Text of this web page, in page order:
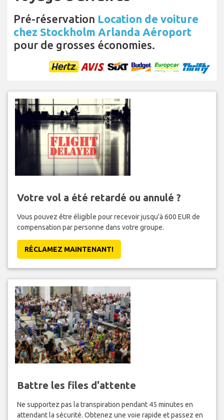
Pré-réservation Location de voiture
chez Stockholm Arlanda Aéroport
pour de grosses économies.
Votre vol a été retardé ou annulé ?
Vous pouvez être éligible pour recevoir jusqu'à 600 EUR de
compensation par personne dans votre groupe.
RÉCLAMEZ MAINTENANT!
Battre les files d'attente
Ne supportez pas la transpiration pendant 45 minutes en
attendant la sécurité. Obtenez une voie rapide et passez en